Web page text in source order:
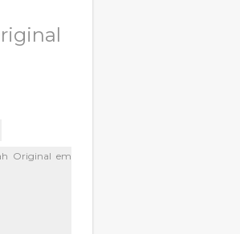
Original em